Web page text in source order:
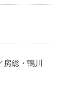
総・鴨川